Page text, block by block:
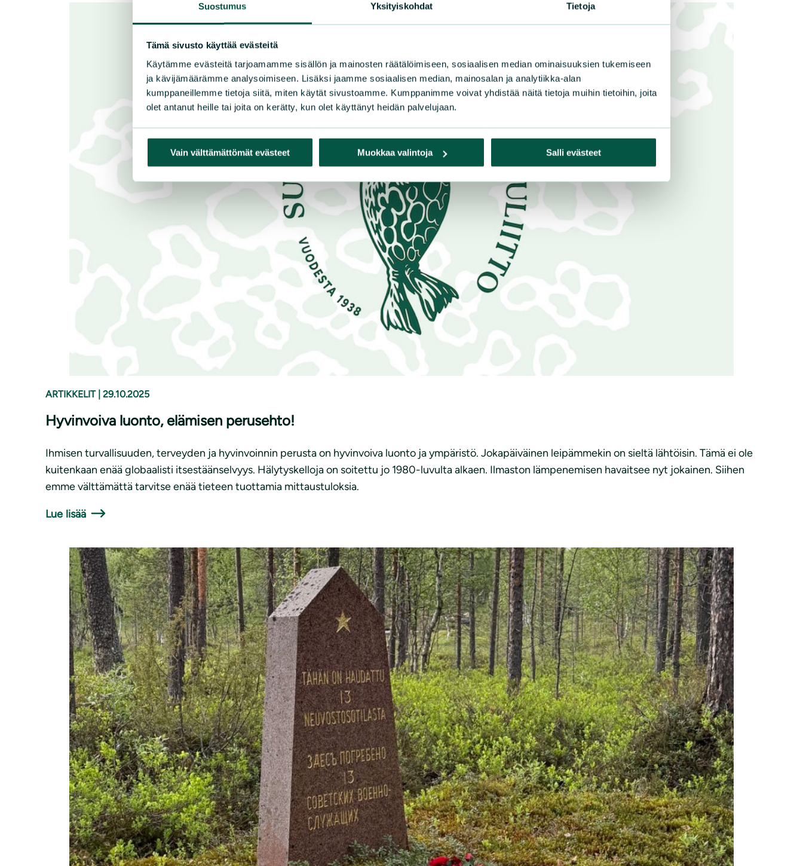
Suostumus Yksityiskohdat Tietoja
Tämä sivusto käyttää evästeitä
Käytämme evästeitä tarjoamamme sisällön ja mainosten räätälöimiseen, sosiaalisen median ominaisuuksien tukemiseen
ja kävijämäärämme analysoimiseen. Lisäksi jaamme sosiaalisen median, mainosalan ja analytiikka-alan
kumppaneillemme tietoja siitä, miten käytät sivustoamme. Kumppanimme voivat yhdistää näitä tietoja muihin tietoihin, joita
olet antanut heille tai joita on kerätty, kun olet käyttänyt heidän palvelujaan.
Vain välttämättömät evästeet Muokkaa valintoja Salli evästeet
ARTIKKELIT 29.10.2025
Hyvinvoiva luonto, elämisen perusehto!
Ihmisen turvallisuuden, terveyden ja hyvinvoinnin perusta on hyvinvoiva luonto ja ympäristö. Jokapäiväinen leipämmekin on sieltä lähtöisin. Tämä ei ole
kuitenkaan enää globaalisti itsestäänselvyys. Hälytyskelloja on soitettu jo 1980-luvulta alkaen. Ilmaston lämpenemisen havaitsee nyt jokainen. Siihen
emme välttämättä tarvitse enää tieteen tuottamia mittaustuloksia.
Lue lisää